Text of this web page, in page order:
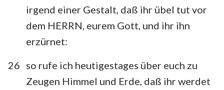
1 2 3 4 5 6
7
irgend einer Gestalt, daß ihr übel tut vor
dem HERRN, eurem Gott, und ihr ihn
erzürnet:
26 so rufe ich heutigestages über euch zu
Zeugen Himmel und Erde, daß ihr werdet